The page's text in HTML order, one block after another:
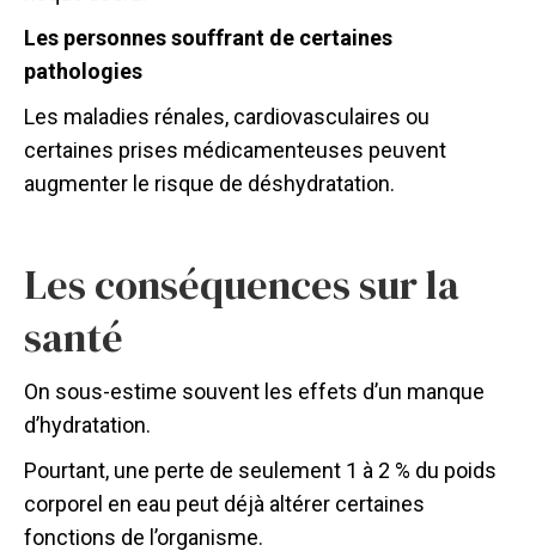
Les personnes souffrant de certaines
pathologies
Les maladies rénales, cardiovasculaires ou
certaines prises médicamenteuses peuvent
augmenter le risque de déshydratation.
Les conséquences sur la
santé
On sous-estime souvent les effets d’un manque
d’hydratation.
Pourtant, une perte de seulement 1 à 2 % du poids
corporel en eau peut déjà altérer certaines
fonctions de l’organisme.